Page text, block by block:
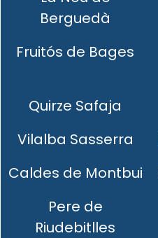
Berguedà
Fruitós de Bages
Quirze Safaja
Vilalba Sasserra
Caldes de Montbui
Pere de
Riudebitlles